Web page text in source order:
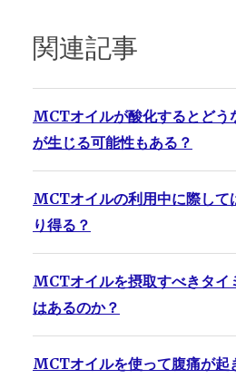
関連記事
MCTオイルが酸化するとどう
が生じる可能性もある？
MCTオイルの利用中に際して
り得る？
MCTオイルを摂取すべきタイ
はあるのか？
MCTオイルを使って腹痛が起